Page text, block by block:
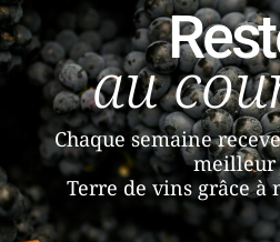
au
Chaque semaine
meilleur
Terre de vins grâce à